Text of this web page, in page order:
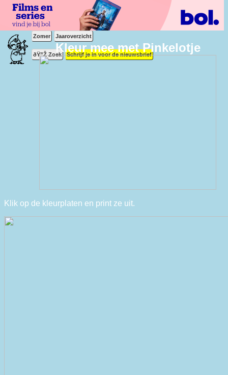
Zomer Jaaroverzicht
ðŸ”Ž Zoek Schrijf je in voor de nieuwsbrief
Kleur mee met Pinkelotje
Klik op de kleurplaten en print ze uit.